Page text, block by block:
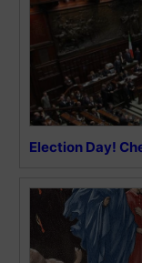
Election Day!